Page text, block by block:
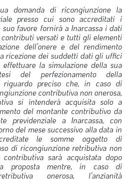
domanda di ricongiunzione la
presso cui sono accreditati i
favore fornirà a Inarcassa i dati
versati e tutti gli elementi
dell’onere e del rendimento
ricezione dei suddetti dati gli uffici
effettuare la simulazione della sua
del perfezionamento della
riguardo preciso che, in caso di
contributiva non onerosa,
si intenderà acquisita solo a
del montante contributivo da
previdenziale a Inarcassa, con
del mese successivo alla data in
le somme oggetto di
di ricongiunzione retributiva non
contributiva sarà acquistata dopo
proposta mentre, in caso di
onerosa, l’anzianità